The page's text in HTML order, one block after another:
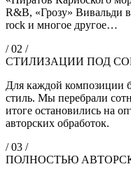
R&B, «Грозу» Вивальди
rock и многое другое…
/ 02 /
СТИЛИЗАЦИИ ПОД
Для каждой композиции
стиль. Мы перебрали
итоге остановились на
авторских обработок.
/ 03 /
ПОЛНОСТЬЮ